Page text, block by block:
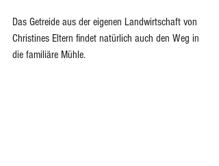
Das Getreide aus der eigenen Landwirtschaft von
Christines Eltern findet natürlich auch den Weg in
die familiäre Mühle.